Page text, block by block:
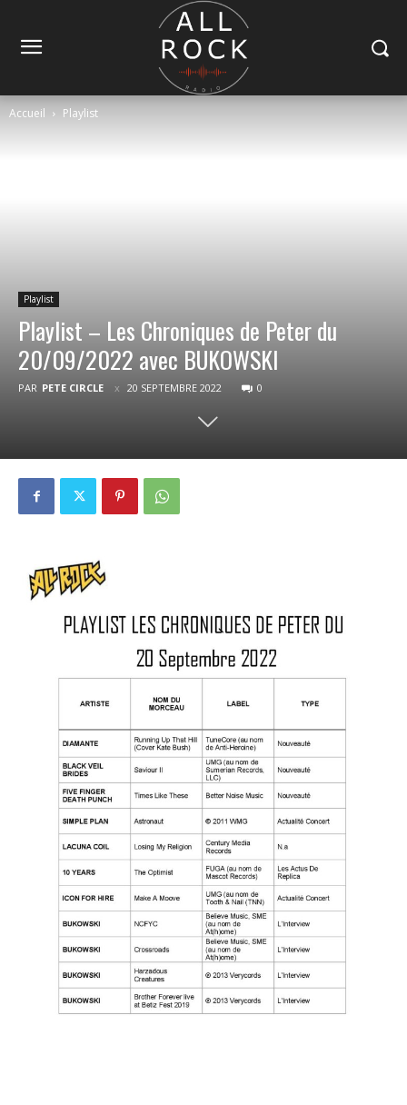
Accueil Playlist
Playlist
Playlist – Les Chroniques de Peter du
20/09/2022 avec BUKOWSKI
PAR PETE CIRCLE 20 SEPTEMBRE 2022 0